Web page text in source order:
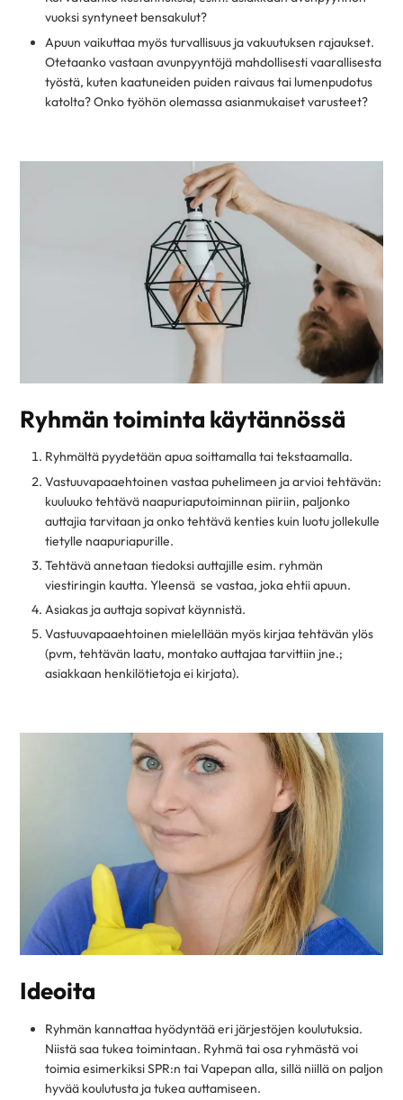
vuoksi syntyneet bensakulut?
Apuun vaikuttaa myös turvallisuus ja vakuutuksen rajaukset.
Otetaanko vastaan avunpyyntöjä mahdollisesti vaarallisesta
työstä, kuten kaatuneiden puiden raivaus tai lumenpudotus
katolta? Onko työhön olemassa asianmukaiset varusteet?
Ryhmän toiminta käytännössä
Ryhmältä pyydetään apua soittamalla tai tekstaamalla.
Vastuuvapaaehtoinen vastaa puhelimeen ja arvioi tehtävän:
kuuluuko tehtävä naapuriaputoiminnan piiriin, paljonko
auttajia tarvitaan ja onko tehtävä kenties kuin luotu jollekulle
tietylle naapuriapurille.
Tehtävä annetaan tiedoksi auttajille esim. ryhmän
viestiringin kautta. Yleensä se vastaa, joka ehtii apuun.
Asiakas ja auttaja sopivat käynnistä.
Vastuuvapaaehtoinen mielellään myös kirjaa tehtävän ylös
(pvm, tehtävän laatu, montako auttajaa tarvittiin jne.;
asiakkaan henkilötietoja ei kirjata).
Ideoita
Ryhmän kannattaa hyödyntää eri järjestöjen koulutuksia.
Niistä saa tukea toimintaan. Ryhmä tai osa ryhmästä voi
toimia esimerkiksi SPR:n tai Vapepan alla, sillä niillä on paljon
hyvää koulutusta ja tukea auttamiseen.